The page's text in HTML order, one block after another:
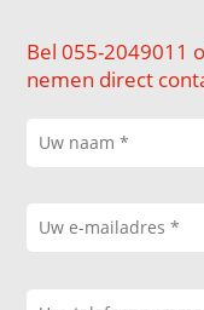
Bel 055-2049011
nemen direct